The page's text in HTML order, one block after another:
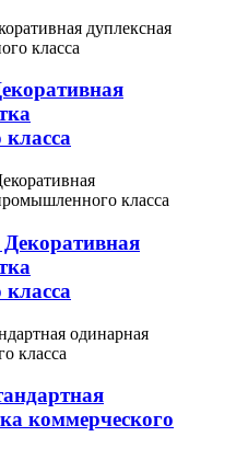
коммерческого